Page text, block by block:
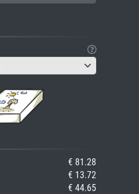
€ 81.28
€ 13.72
€ 44.65